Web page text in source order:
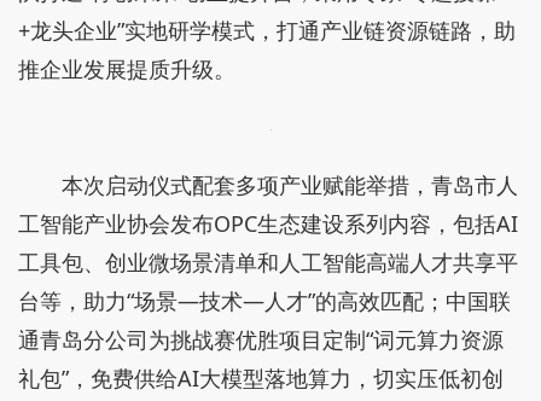
+龙头企业”实地研学模式，打通产业链资源链路，助
推企业发展提质升级。
本次启动仪式配套多项产业赋能举措，青岛市人
工智能产业协会发布OPC生态建设系列内容，包括AI
工具包、创业微场景清单和人工智能高端人才共享平
台等，助力“场景—技术—人才”的高效匹配；中国联
通青岛分公司为挑战赛优胜项目定制“词元算力资源
礼包”，免费供给AI大模型落地算力，切实压低初创